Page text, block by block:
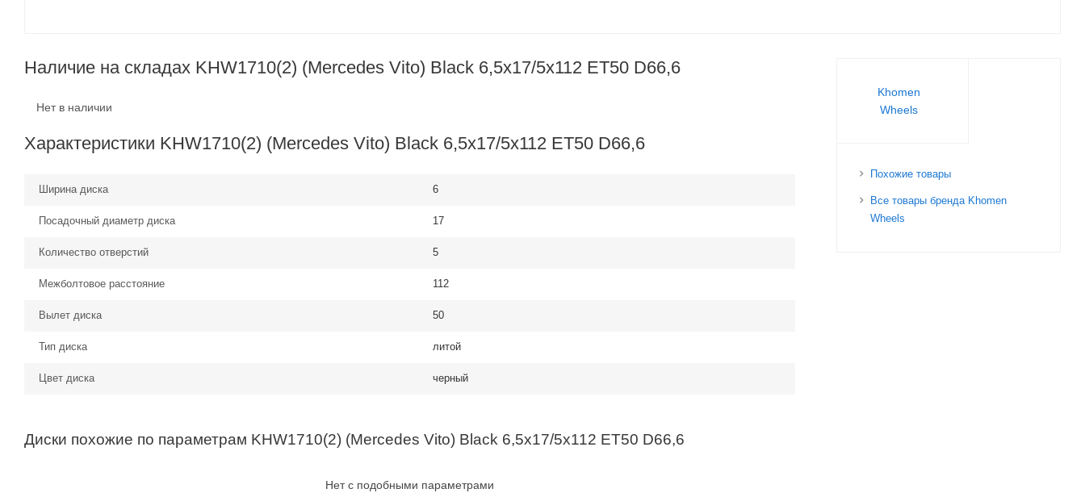
Наличие на складах KHW1710(2) (Mercedes Vito) Black 6,5x17/5x112 ET50 D66,6
Нет в наличии
Характеристики KHW1710(2) (Mercedes Vito) Black 6,5x17/5x112 ET50 D66,6
Ширина диска 6
Посадочный диаметр диска 17
Количество отверстий 5
Межболтовое расстояние 112
Вылет диска 50
Тип диска литой
Цвет диска черный
Диски похожие по параметрам KHW1710(2) (Mercedes Vito) Black 6,5x17/5x112 ET50 D66,6
Нет с подобными параметрами
Khomen
Wheels
Похожие товары
Все товары бренда Khomen
Wheels